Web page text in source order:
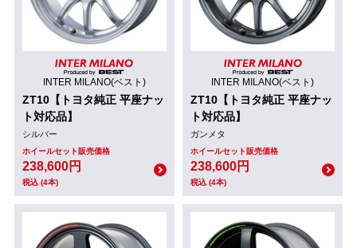
INTER MILANO(ベスト)
ZT10【トヨタ純正 平座ナッ
ト対応品】
シルバー
ホイールセット販売価格
238,600円
税込 (4本)
INTER MILANO(ベスト)
ZT10【トヨタ純正 平座ナッ
ト対応品】
ガンメタ
ホイールセット販売価格
238,600円
税込 (4本)